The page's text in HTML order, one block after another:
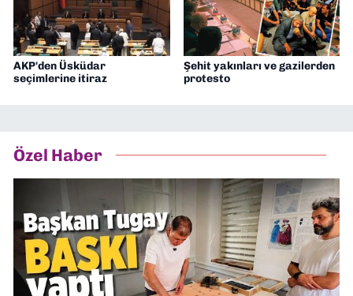
AKP'den Üsküdar
seçimlerine itiraz
Şehit yakınları ve gazilerden
protesto
Özel Haber